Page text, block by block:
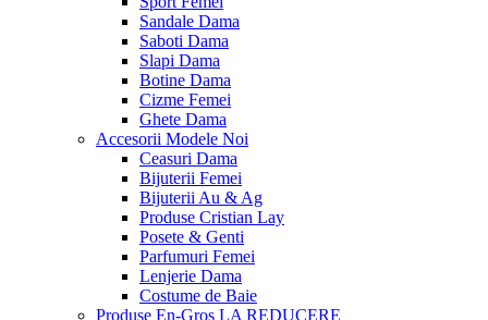
Sandale Dama
Saboti Dama
Slapi Dama
Botine Dama
Cizme Femei
Ghete Dama
Accesorii Modele Noi
Ceasuri Dama
Bijuterii Femei
Bijuterii Au & Ag
Produse Cristian Lay
Posete & Genti
Parfumuri Femei
Lenjerie Dama
Costume de Baie
Produse En-Gros LA REDUCERE